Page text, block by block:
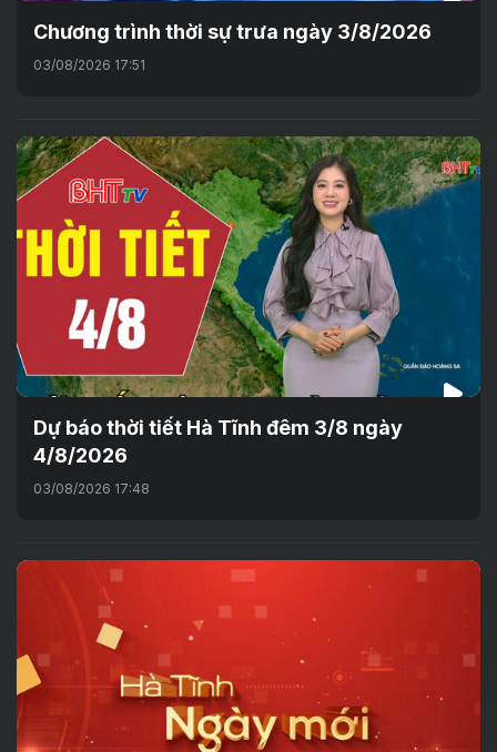
Chương trình thời sự trưa ngày 3/8/2026
03/08/2026 17:51
Dự báo thời tiết Hà Tĩnh đêm 3/8 ngày
4/8/2026
03/08/2026 17:48